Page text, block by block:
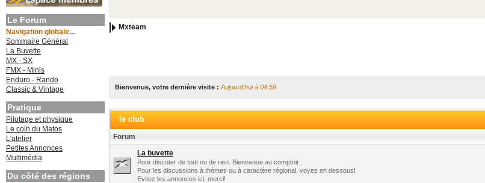
Le Forum
Navigation globale...
Sommaire Général
La Buvette
MX - SX
FMX - Minis
Enduro - Rando
Classic & Vintage
Pratique
Pilotage et physique
Le coin du Matos
L'atelier
Petites Annonces
Multimédia
Du côté des régions
Mxteam
Bienvenue, votre dernière visite : Aujourd'hui à 04:59
le club
Forum
La buvette
Pour discuter de tout ou de rien. Bienvenue au comptoir...
Pour les discussions à thèmes ou à caractère régional, voyez en dessous!
Evitez les annonces ici, merci!